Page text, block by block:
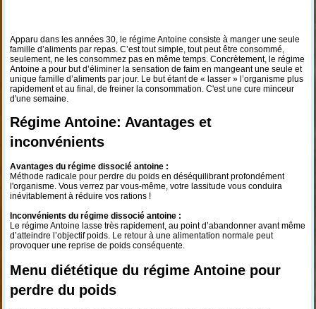
Apparu dans les années 30, le régime Antoine consiste à manger une seule
famille d’aliments par repas. C’est tout simple, tout peut être consommé,
seulement, ne les consommez pas en même temps. Concrètement, le régime
Antoine a pour but d’éliminer la sensation de faim en mangeant une seule et
unique famille d’aliments par jour. Le but étant de « lasser » l’organisme plus
rapidement et au final, de freiner la consommation. C'est une cure minceur
d'une semaine.
Régime Antoine: Avantages et
inconvénients
Avantages du régime dissocié antoine :
Méthode radicale pour perdre du poids en déséquilibrant profondément
l'organisme. Vous verrez par vous-même, votre lassitude vous conduira
inévitablement à réduire vos rations !
Inconvénients du régime dissocié antoine :
Le régime Antoine lasse très rapidement, au point d’abandonner avant même
d’atteindre l’objectif poids. Le retour à une alimentation normale peut
provoquer une reprise de poids conséquente.
Menu diététique du régime Antoine pour
perdre du poids